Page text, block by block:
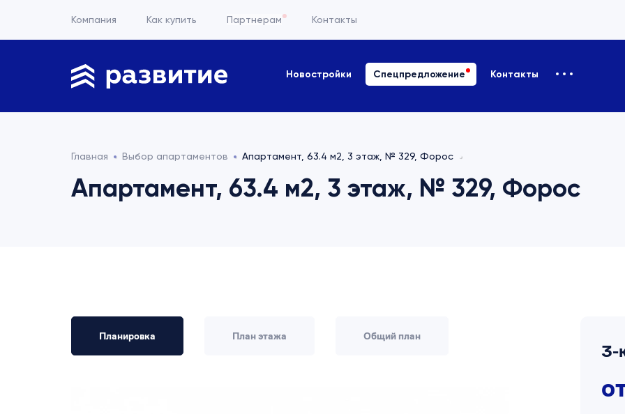
Компания Как купить Партнерам Контакты
Новостройки Спецпредложение Контакты
Главная Выбор апартаментов Апартамент, 63.4 м2, 3 этаж, № 329, Форос
Апартамент, 63.4 м2, 3 этаж, № 329, Форос
Планировка План этажа Общий план
3-